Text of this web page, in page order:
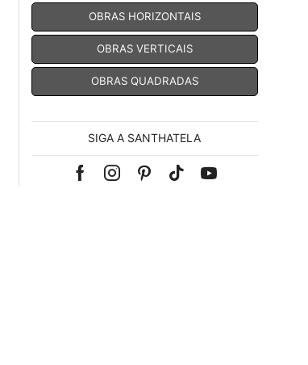
OBRAS HORIZONTAIS
OBRAS VERTICAIS
OBRAS QUADRADAS
SIGA A SANTHATELA
FacebookInstagramPinterest
Tik-Youtube